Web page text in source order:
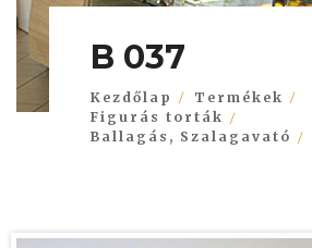
B 037
Kezdőlap
Termékek
Figurás torták
Ballagás, Szalagavató